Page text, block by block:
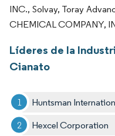
INC., Solvay, Toray
CHEMICAL COMPANY,
Líderes de la
Cianato
Huntsman
Hexcel Corporation